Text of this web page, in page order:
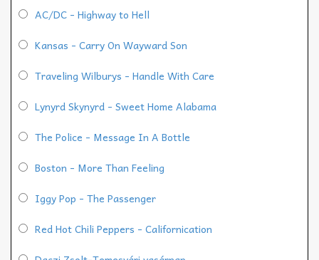
AC/DC - Highway to Hell
Kansas - Carry On Wayward Son
Traveling Wilburys - Handle With Care
Lynyrd Skynyrd - Sweet Home Alabama
The Police - Message In A Bottle
Boston - More Than Feeling
Iggy Pop - The Passenger
Red Hot Chili Peppers - Californication